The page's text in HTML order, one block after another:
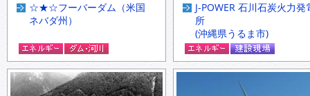
☆★☆フーバーダム（米国
ネバダ州）
J-POWER 石川石炭火力発
所
(沖縄県うるま市)